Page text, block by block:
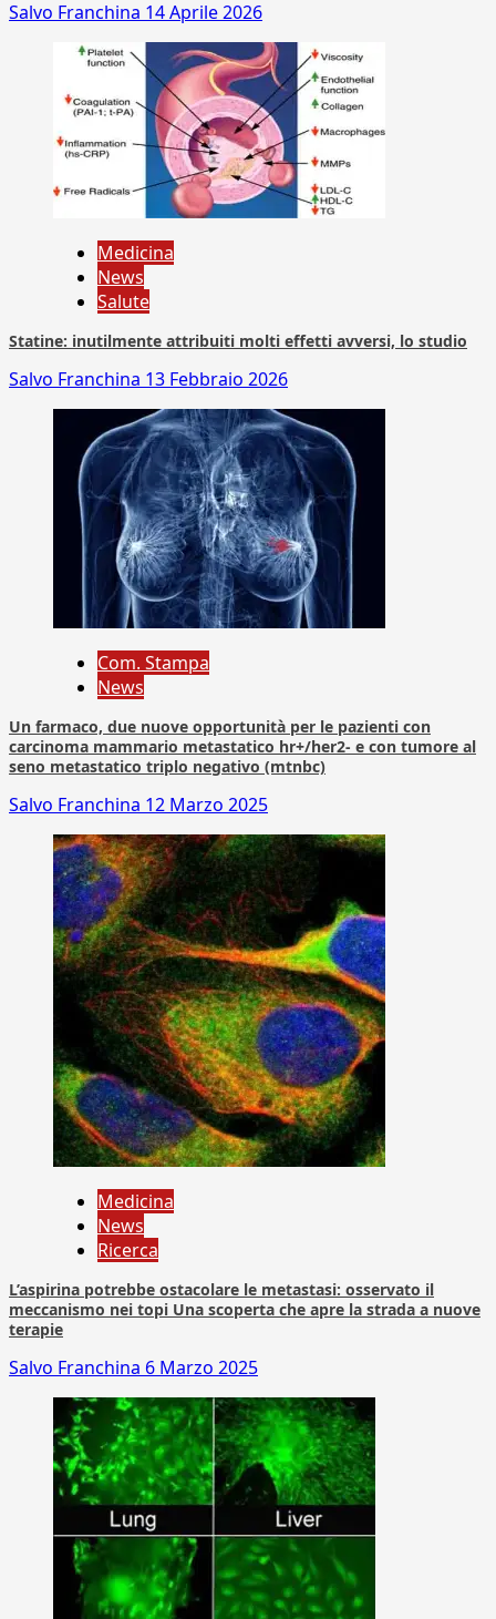
Salvo Franchina 14 Aprile 2026
Medicina
News
Salute
Statine: inutilmente attribuiti molti effetti avversi, lo studio
Salvo Franchina 13 Febbraio 2026
Com. Stampa
News
Un farmaco, due nuove opportunità per le pazienti con
carcinoma mammario metastatico hr+/her2- e con tumore al
seno metastatico triplo negativo (mtnbc)
Salvo Franchina 12 Marzo 2025
Medicina
News
Ricerca
L’aspirina potrebbe ostacolare le metastasi: osservato il
meccanismo nei topi Una scoperta che apre la strada a nuove
terapie
Salvo Franchina 6 Marzo 2025